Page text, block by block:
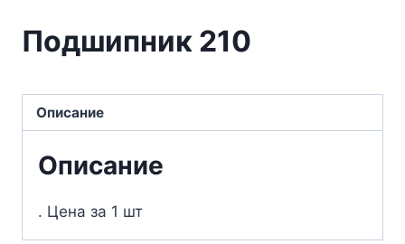
Подшипник 210
Описание
Описание
. Цена за 1 шт